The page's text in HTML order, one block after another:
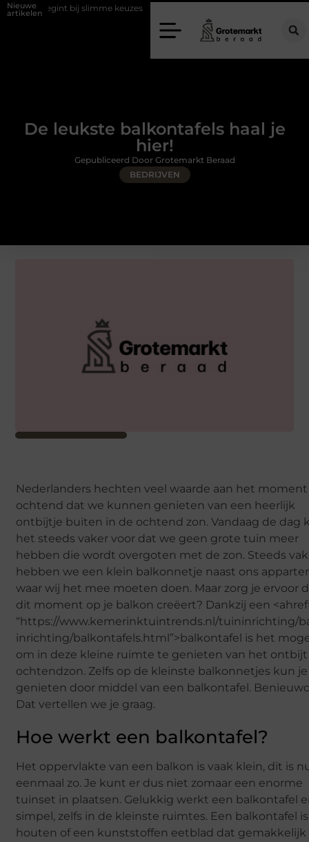
Nieuwe
artikelen
bij slimme keuzes Waarom kiezen voor een rijschool in Utrecht?
De leukste balkontafels haal je
hier!
BEDRIJVEN
Gepubliceerd Door Grotemarkt Beraad
Nederlanders hechten veel waarde aan het
ochtend dat we kunnen genieten van een heerlijk
ontbijtje buiten in de ochtend zon. Vandaag de dag
het steeds vaker voor dat we geen grote tuin meer
hebben die wordt overgoten met de zon. Steeds
hebben we een klein balkonnetje naast ons
waar wij het mee moeten doen. Maar zorg je ervoor
dit moment op je balkon creëert? Dankzij een
“https://www.kemerinktuintrends.nl/tuininrichting/
inrichting/balkontafels.html”>balkontafel is het
om in deze kleine ruimte te genieten van het
ochtendzon. Zelfs op de kleinste balkonnetjes kun je
genieten door middel van een balkontafel.
Dat vertellen we je graag.
Hoe werkt een balkontafel?
Het oppervlakte van een balkon is vaak klein, dit is
eenmaal zo. Je kunt er dus niet zomaar een enorme
tuinset in plaatsen. Gelukkig werkt een balkontafel
simpel, zelfs in de kleinste ruimtes. Een balkontafel
houten of een kunststoffen eetblad dat gemakkelijk